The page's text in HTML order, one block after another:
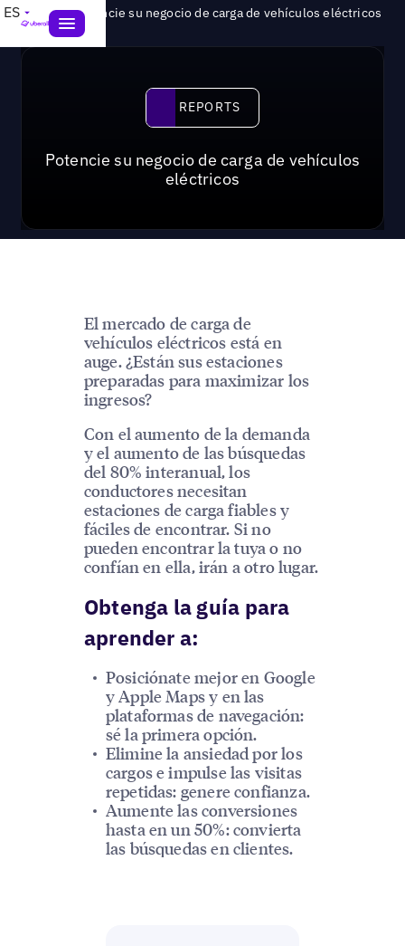
ES Reports>Potencie su negocio de carga de vehículos eléctricos
Reports
REPORTS
Potencie su negocio de carga de vehículos
eléctricos
El mercado de carga de
vehículos eléctricos está en
auge. ¿Están sus estaciones
preparadas para maximizar los
ingresos?
Con el aumento de la demanda
y el aumento de las búsquedas
del 80% interanual, los
conductores necesitan
estaciones de carga fiables y
fáciles de encontrar. Si no
pueden encontrar la tuya o no
confían en ella, irán a otro lugar.
Obtenga la guía para
aprender a:
Posiciónate mejor en Google
y Apple Maps y en las
plataformas de navegación:
sé la primera opción.
Elimine la ansiedad por los
cargos e impulse las visitas
repetidas: genere confianza.
Aumente las conversiones
hasta en un 50%: convierta
las búsquedas en clientes.